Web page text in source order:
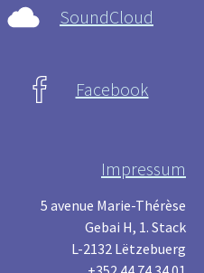
SoundCloud
Facebook
Impressum
5 avenue Marie-Thérèse
Gebai H, 1. Stack
L-2132 Lëtzebuerg